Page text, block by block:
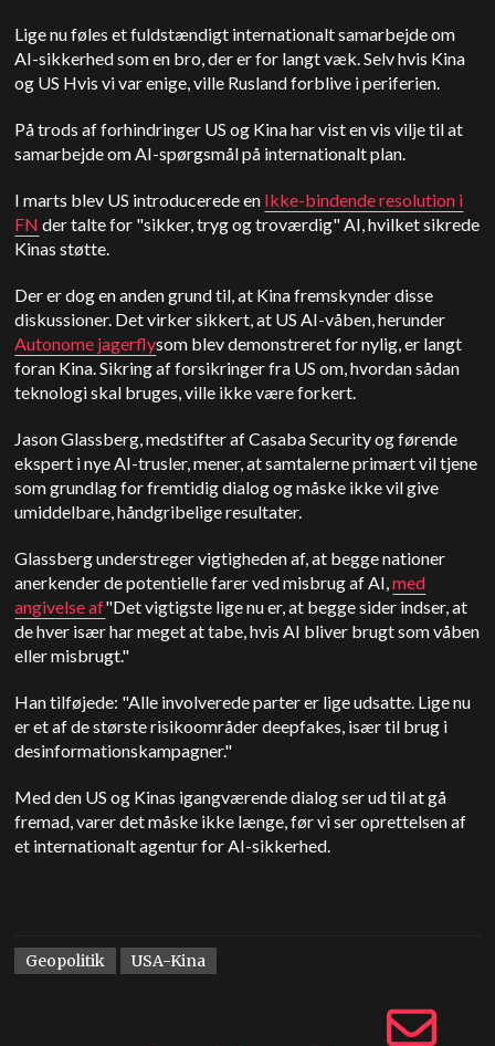
Lige nu føles et fuldstændigt internationalt samarbejde om
AI-sikkerhed som en bro, der er for langt væk. Selv hvis Kina
og US Hvis vi var enige, ville Rusland forblive i periferien.
På trods af forhindringer US og Kina har vist en vis vilje til at
samarbejde om AI-spørgsmål på internationalt plan.
I marts blev US introducerede en Ikke-bindende resolution i
FN der talte for "sikker, tryg og troværdig" AI, hvilket sikrede
Kinas støtte.
Der er dog en anden grund til, at Kina fremskynder disse
diskussioner. Det virker sikkert, at US AI-våben, herunder
Autonome jagerflysom blev demonstreret for nylig, er langt
foran Kina. Sikring af forsikringer fra US om, hvordan sådan
teknologi skal bruges, ville ikke være forkert.
Jason Glassberg, medstifter af Casaba Security og førende
ekspert i nye AI-trusler, mener, at samtalerne primært vil tjene
som grundlag for fremtidig dialog og måske ikke vil give
umiddelbare, håndgribelige resultater.
Glassberg understreger vigtigheden af, at begge nationer
anerkender de potentielle farer ved misbrug af AI,med
angivelse af"Det vigtigste lige nu er, at begge sider indser, at
de hver især har meget at tabe, hvis AI bliver brugt som våben
eller misbrugt."
Han tilføjede: "Alle involverede parter er lige udsatte. Lige nu
er et af de største risikoområder deepfakes, især til brug i
desinformationskampagner."
Med den US og Kinas igangværende dialog ser ud til at gå
fremad, varer det måske ikke længe, før vi ser oprettelsen af
et internationalt agentur for AI-sikkerhed.
Geopolitik USA-Kina